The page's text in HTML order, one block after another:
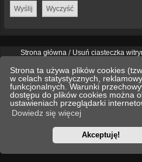
Strona ta używa plików cookies
w celach statystycznych,
funkcjonalnych. Warunki
dostępu do plików cookies można
ustawieniach przeglądarki
Dowiedz się więcej
Akceptuję!
Strona główna Usuń ciasteczka
Polski pakiet językowy dostarcza phpBB.pl
Stylewe_universalcreated by INVENTEA &
Optimized by:phpBB SEO
Zasady ochrony danych osobowych